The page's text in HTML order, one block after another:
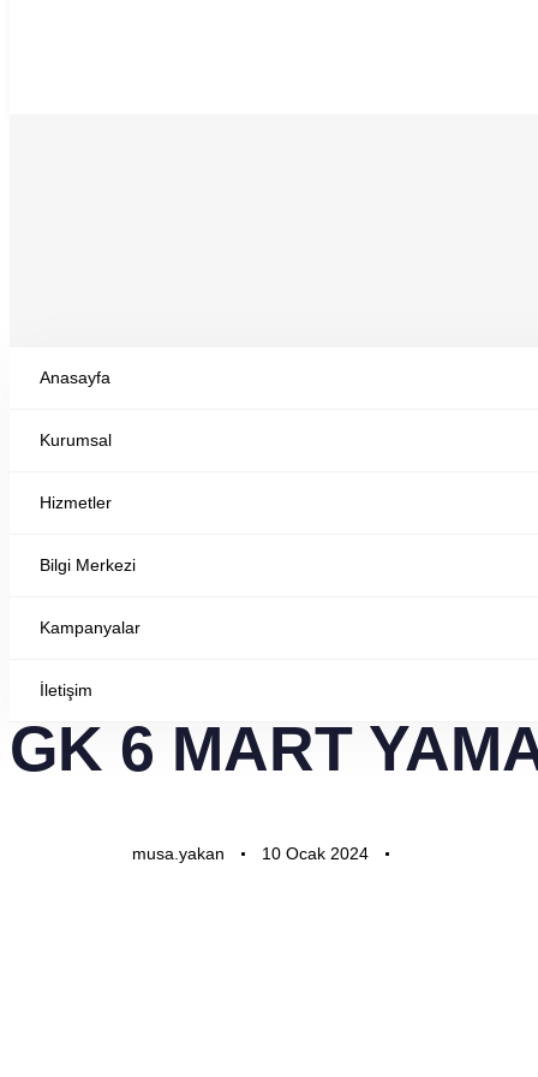
Anasayfa
Kurumsal
Hizmetler
Bilgi Merkezi
Kampanyalar
İletişim
GK 6 MART
YAYINLANAN:
GK 6 MART
musa.yakan
Yayınlandı:
10 Ocak 2024